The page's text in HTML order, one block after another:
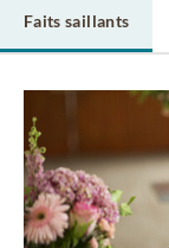
Faits saillants